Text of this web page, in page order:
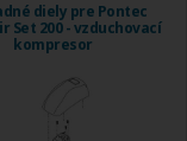
diely pre Pontec
Set 200 - vzduchovací
kompresor